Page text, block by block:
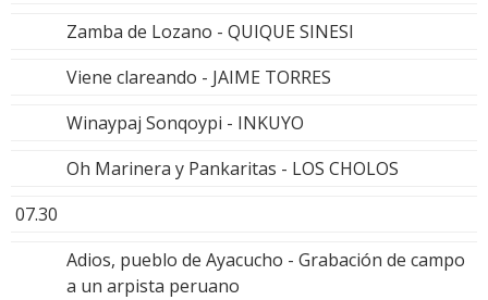
Zamba de Lozano - QUIQUE SINESI
Viene clareando - JAIME TORRES
Winaypaj Sonqoypi - INKUYO
Oh Marinera y Pankaritas - LOS CHOLOS
07.30
Adios, pueblo de Ayacucho - Grabación de campo
a un arpista peruano